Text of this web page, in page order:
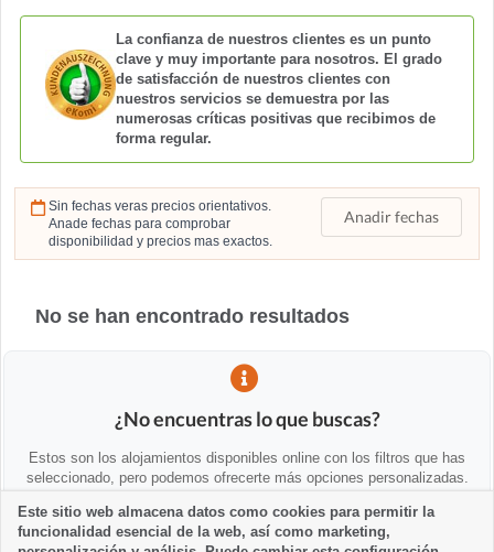
La confianza de nuestros clientes es un punto
clave y muy importante para nosotros. El grado
de satisfacción de nuestros clientes con
nuestros servicios se demuestra por las
numerosas críticas positivas que recibimos de
forma regular.
Sin fechas veras precios orientativos.
Anade fechas para comprobar
disponibilidad y precios mas exactos.
Anadir fechas
No se han encontrado resultados
¿No encuentras lo que buscas?
Estos son los alojamientos disponibles online con los filtros que has
seleccionado, pero podemos ofrecerte más opciones personalizadas.
💡 Te ayudamos personalmente
Este sitio web almacena datos como cookies para permitir la
funcionalidad esencial de la web, así como marketing,